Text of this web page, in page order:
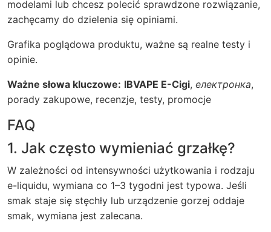
modelami lub chcesz polecić sprawdzone rozwiązanie,
zachęcamy do dzielenia się opiniami.
Grafika poglądowa produktu, ważne są realne testy i
opinie.
Ważne słowa kluczowe: IBVAPE E-Cigi, електронка,
porady zakupowe, recenzje, testy, promocje
FAQ
1. Jak często wymieniać grzałkę?
W zależności od intensywności użytkowania i rodzaju
e-liquidu, wymiana co 1–3 tygodni jest typowa. Jeśli
smak staje się stęchły lub urządzenie gorzej oddaje
smak, wymiana jest zalecana.